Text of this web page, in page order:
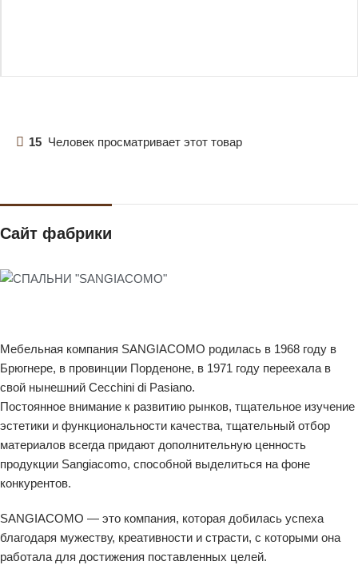
15 Человек просматривает этот товар
Сайт фабрики
Мебельная компания SANGIACOMO родилась в 1968 году в
Брюгнере, в провинции Порденоне, в 1971 году переехала в
свой нынешний Cecchini di Pasiano.
Постоянное внимание к развитию рынков, тщательное изучение
эстетики и функциональности качества, тщательный отбор
материалов всегда придают дополнительную ценность
продукции Sangiacomo, способной выделиться на фоне
конкурентов.
SANGIACOMO — это компания, которая добилась успеха
благодаря мужеству, креативности и страсти, с которыми она
работала для достижения поставленных целей.